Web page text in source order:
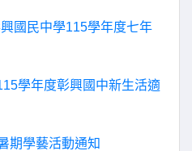
興國民中學115學年度七年
學年度彰興國中新生活適
期學藝活動通知